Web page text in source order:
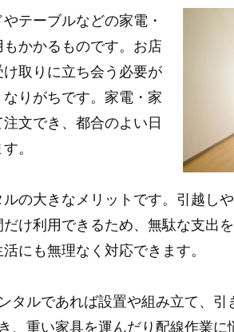
テーブルなどの家電・
かかるものです。お店
取りに立ち会う必要が
りがちです。家電・家
文でき、都合のよい日
。
の大きなメリットです。引越し
け利用できるため、無駄な支出
にも無理なく対応できます。
タルであれば設置や組み立て、
、重い家具を運んだり配線作業